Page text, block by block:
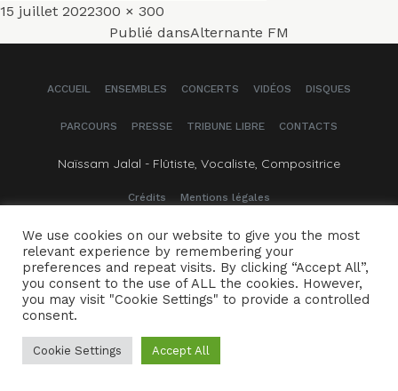
Publié
15 juillet 2022Taille
réelle
300 × 300
NavigationPublié dansAlternante FM
ACCUEIL ENSEMBLES CONCERTS VIDÉOS DISQUES
PARCOURS PRESSE TRIBUNE LIBRE CONTACTS
Naïssam Jalal - Flûtiste, Vocaliste, Compositrice
Crédits Mentions légales
We use cookies on our website to give you the most
relevant experience by remembering your
preferences and repeat visits. By clicking “Accept All”,
you consent to the use of ALL the cookies. However,
you may visit "Cookie Settings" to provide a controlled
consent.
Cookie Settings Accept All